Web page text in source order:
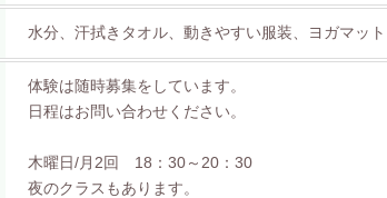
水分、汗拭きタオル、動きやすい服装、ヨガマット
体験は随時募集をしています。
日程はお問い合わせください。
木曜日/月2回 18：30～20：30
夜のクラスもあります。